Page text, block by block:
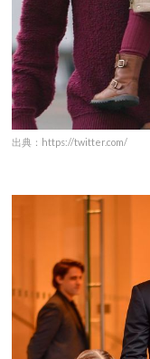
出典：https://twitter.com/